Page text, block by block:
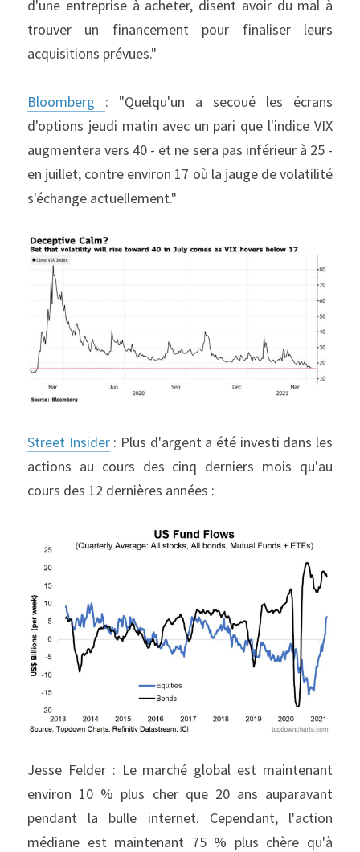
d'une entreprise à acheter, disent avoir du mal à
trouver un financement pour finaliser leurs
acquisitions prévues."
Bloomberg : "Quelqu'un a secoué les écrans
d'options jeudi matin avec un pari que l'indice VIX
augmentera vers 40 - et ne sera pas inférieur à 25 -
en juillet, contre environ 17 où la jauge de volatilité
s'échange actuellement."
Street Insider : Plus d'argent a été investi dans les
actions au cours des cinq derniers mois qu'au
cours des 12 dernières années :
Jesse Felder : Le marché global est maintenant
environ 10 % plus cher que 20 ans auparavant
pendant la bulle internet. Cependant, l'action
médiane est maintenant 75 % plus chère qu'à